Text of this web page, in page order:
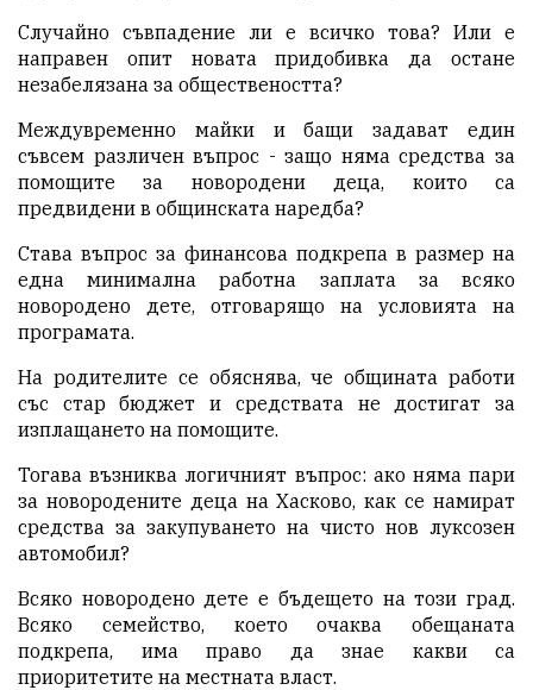
Случайно съвпадение ли е всичко това? Или е
направен опит новата придобивка да остане
незабелязана за обществеността?
Междувременно майки и бащи задават един
съвсем различен въпрос - защо няма средства за
помощите за новородени деца, които са
предвидени в общинската наредба?
Става въпрос за финансова подкрепа в размер на
една минимална работна заплата за всяко
новородено дете, отговарящо на условията на
програмата.
На родителите се обяснява, че общината работи
със стар бюджет и средствата не достигат за
изплащането на помощите.
Тогава възниква логичният въпрос: ако няма пари
за новородените деца на Хасково, как се намират
средства за закупуването на чисто нов луксозен
автомобил?
Всяко новородено дете е бъдещето на този град.
Всяко семейство, което очаква обещаната
подкрепа, има право да знае какви са
приоритетите на местната власт.